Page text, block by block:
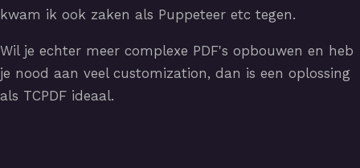
kwam ik ook zaken als Puppeteer etc tegen.
Wil je echter meer complexe PDF's opbouwen en heb
je nood aan veel customization, dan is een oplossing
als TCPDF ideaal.